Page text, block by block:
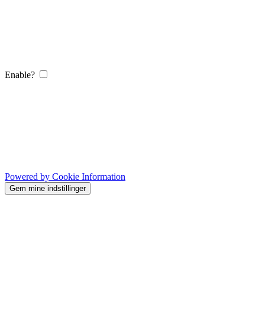
Enable?
Powered by Cookie Information
Gem mine indstillinger